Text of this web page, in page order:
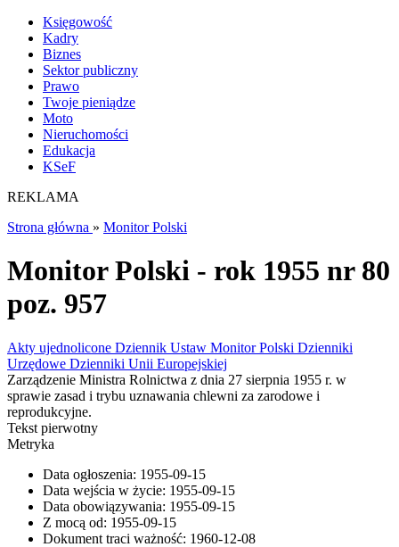
Księgowość
Kadry
Biznes
Sektor publiczny
Prawo
Twoje pieniądze
Moto
Nieruchomości
Edukacja
KSeF
REKLAMA
Strona główna » Monitor Polski
Monitor Polski - rok 1955 nr 80
poz. 957
Akty ujednolicone Dziennik Ustaw Monitor Polski Dzienniki
Urzędowe Dzienniki Unii Europejskiej
Zarządzenie Ministra Rolnictwa z dnia 27 sierpnia 1955 r. w
sprawie zasad i trybu uznawania chlewni za zarodowe i
reprodukcyjne.
Tekst pierwotny
Metryka
Data ogłoszenia: 1955-09-15
Data wejścia w życie: 1955-09-15
Data obowiązywania: 1955-09-15
Z mocą od: 1955-09-15
Dokument traci ważność: 1960-12-08